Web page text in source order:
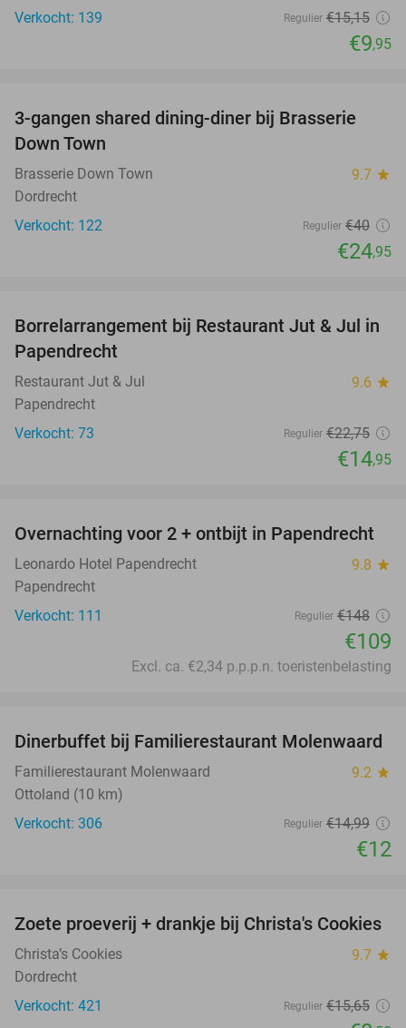
Verkocht: 139
Regulier €15,15
€9,95
38%
3-gangen shared dining-diner bij Brasserie
Down Town
Brasserie Down Town 9.7 star
Dordrecht
Verkocht: 122
Regulier €40
€24,95
34%
Borrelarrangement bij Restaurant Jut & Jul in
Papendrecht
Restaurant Jut & Jul 9.6 star
Papendrecht
Verkocht: 73
Regulier €22,75
€14,95
26%
Overnachting voor 2 + ontbijt in Papendrecht
Leonardo Hotel Papendrecht 9.8 star
Papendrecht
Verkocht: 111
Regulier €148
€109
Excl. ca. €2,34 p.p.p.n. toeristenbelasting
20%
Dinerbuffet bij Familierestaurant Molenwaard
Familierestaurant Molenwaard 9.2 star
Ottoland (10 km)
Verkocht: 306
Regulier €14,99
€12
46%
Zoete proeverij + drankje bij Christa's Cookies
Christa’s Cookies 9.7 star
Dordrecht
Verkocht: 421
Regulier €15,65